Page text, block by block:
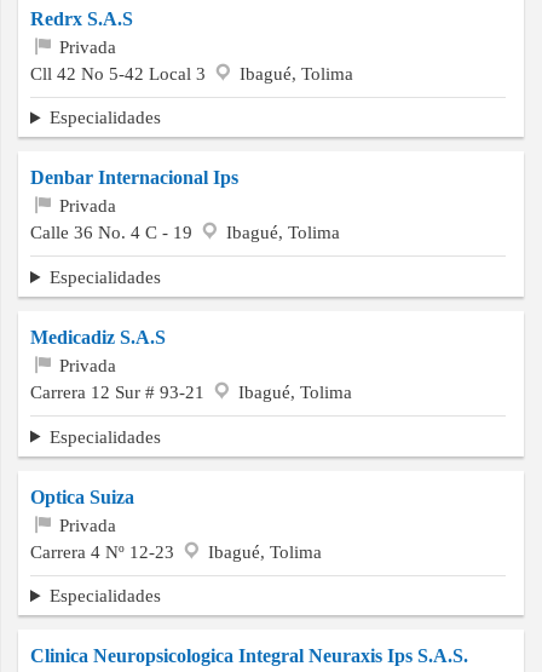
Redrx S.A.S
Privada
Cll 42 No 5-42 Local 3
Ibagué, Tolima
Especialidades
Denbar Internacional Ips
Privada
Calle 36 No. 4 C - 19
Ibagué, Tolima
Especialidades
Medicadiz S.A.S
Privada
Carrera 12 Sur # 93-21
Ibagué, Tolima
Especialidades
Optica Suiza
Privada
Carrera 4 Nº 12-23
Ibagué, Tolima
Especialidades
Clinica Neuropsicologica Integral Neuraxis Ips S.A.S.